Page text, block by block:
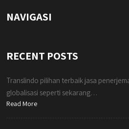
NAVIGASI
RECENT POSTS
Translindo pilihan terbaik jasa
globalisasi seperti sekarang…
Read More